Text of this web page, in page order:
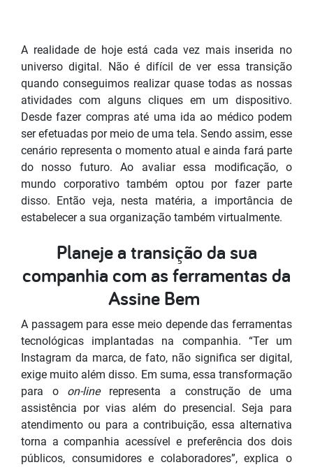
A realidade de hoje está cada vez mais inserida no
universo digital. Não é difícil de ver essa transição
quando conseguimos realizar quase todas as nossas
atividades com alguns cliques em um dispositivo.
Desde fazer compras até uma ida ao médico podem
ser efetuadas por meio de uma tela. Sendo assim, esse
cenário representa o momento atual e ainda fará parte
do nosso futuro. Ao avaliar essa modificação, o
mundo corporativo também optou por fazer parte
disso. Então veja, nesta matéria, a importância de
estabelecer a sua organização também virtualmente.
Planeje a transição da sua
companhia com as ferramentas da
Assine Bem
A passagem para esse meio depende das ferramentas
tecnológicas implantadas na companhia. “Ter um
Instagram da marca, de fato, não significa ser digital,
exige muito além disso. Em suma, essa transformação
para o on-linerepresenta a construção de uma
assistência por vias além do presencial. Seja para
atendimento ou para a contribuição, essa alternativa
torna a companhia acessível e preferência dos dois
públicos, consumidores e colaboradores”, explica o